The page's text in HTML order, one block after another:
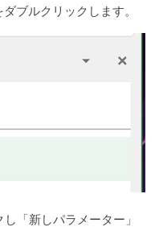
ブルクリックします。
「新しパラメーター」